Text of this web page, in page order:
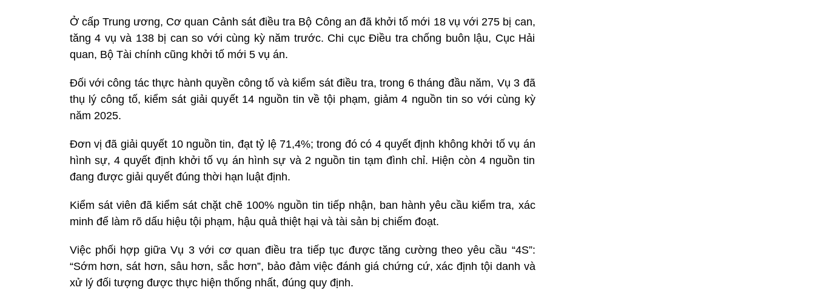
Ở cấp Trung ương, Cơ quan Cảnh sát điều tra Bộ Công an đã khởi tố mới 18 vụ với 275 bị can,
tăng 4 vụ và 138 bị can so với cùng kỳ năm trước. Chi cục Điều tra chống buôn lậu, Cục Hải
quan, Bộ Tài chính cũng khởi tố mới 5 vụ án.
Đối với công tác thực hành quyền công tố và kiểm sát điều tra, trong 6 tháng đầu năm, Vụ 3 đã
thụ lý công tố, kiểm sát giải quyết 14 nguồn tin về tội phạm, giảm 4 nguồn tin so với cùng kỳ
năm 2025.
Đơn vị đã giải quyết 10 nguồn tin, đạt tỷ lệ 71,4%; trong đó có 4 quyết định không khởi tố vụ án
hình sự, 4 quyết định khởi tố vụ án hình sự và 2 nguồn tin tạm đình chỉ. Hiện còn 4 nguồn tin
đang được giải quyết đúng thời hạn luật định.
Kiểm sát viên đã kiểm sát chặt chẽ 100% nguồn tin tiếp nhận, ban hành yêu cầu kiểm tra, xác
minh để làm rõ dấu hiệu tội phạm, hậu quả thiệt hại và tài sản bị chiếm đoạt.
Việc phối hợp giữa Vụ 3 với cơ quan điều tra tiếp tục được tăng cường theo yêu cầu “4S”:
“Sớm hơn, sát hơn, sâu hơn, sắc hơn”, bảo đảm việc đánh giá chứng cứ, xác định tội danh và
xử lý đối tượng được thực hiện thống nhất, đúng quy định.